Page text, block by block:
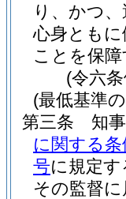
り、かつ
心身とも
ことを保
(令六
(最低基準
第三条
知
に関する条
号に規定
その監督